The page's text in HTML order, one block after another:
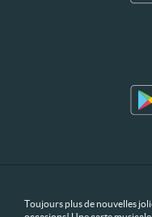
Toujours plus de nouvelles